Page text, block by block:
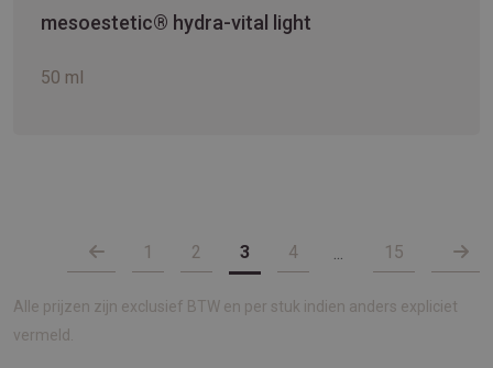
mesoestetic® hydra-vital light
50 ml
1 2 3 4 ... 15
Alle prijzen zijn exclusief BTW en per stuk indien anders expliciet
vermeld.